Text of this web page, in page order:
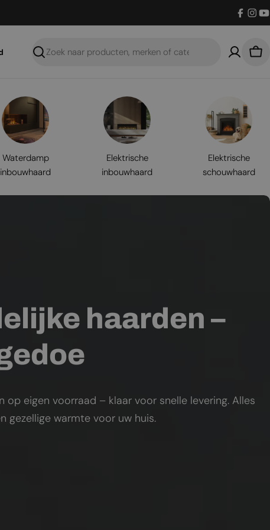
Zoeken
Waterdamp
inbouwhaard
Elektrische
inbouwhaard
Elektrische
schouwhaard
haarden –
eigen voorraad – klaar voor snelle levering. Alles
gezellige warmte voor uw huis.